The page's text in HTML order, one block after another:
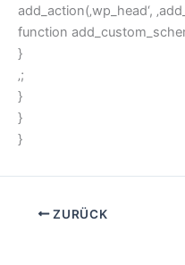
add_action(‚wp_head‘,
function
}
‚;
}
}
}
ZURÜCK